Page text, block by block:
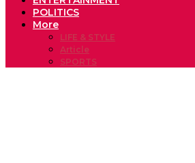
POLITICS
More
LIFE & STYLE
Article
SPORTS